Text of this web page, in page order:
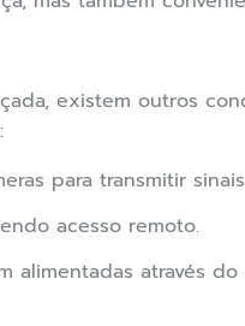
existem outros
para transmitir
acesso remoto.
alimentadas através